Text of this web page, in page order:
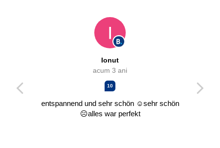
Ionut
acum 3 ani
10
entspannend und sehr schön☺sehr schön
☹alles war perfekt